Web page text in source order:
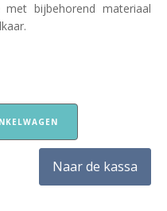
met bijbehorend materiaal
Naar de kassa